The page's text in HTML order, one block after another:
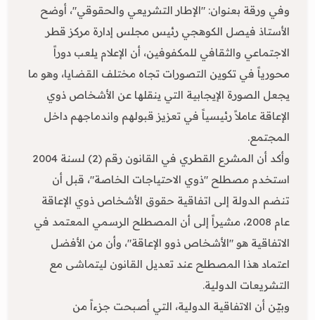
وفي ورقة بعنوان: "الإطار التشريعي والحقوقي"، أوضح
الأستاذ فيصل الكوهجي رئيس مجلس إدارة مركز قطر
الاجتماعي والثقافي للمكفوفين، أن الإعلام يلعب دوراً
محورياً في تكوين التصورات تجاه مختلف القضايا، وهو ما
يجعل الصورة الإيجابية التي ينقلها عن الأشخاص ذوي
الإعاقة عاملاً رئيسياً في تعزيز قبولهم واندماجهم داخل
المجتمع.
وأكد أن المشرع القطري في القانون رقم (2) لسنة 2004
استخدم مصطلح "ذوي الاحتياجات الخاصة"، قبل أن
تنضم الدولة إلى اتفاقية حقوق الأشخاص ذوي الإعاقة
عام 2008، مشيراً إلى أن المصطلح الرسمي المعتمد في
الاتفاقية هو "الأشخاص ذوو الإعاقة"، وأن من الأفضل
اعتماد هذا المصطلح عند تعديل القانون ليتماشى مع
التشريعات الدولية.
وبيّن أن الاتفاقية الدولية، التي أصبحت جزءاً من